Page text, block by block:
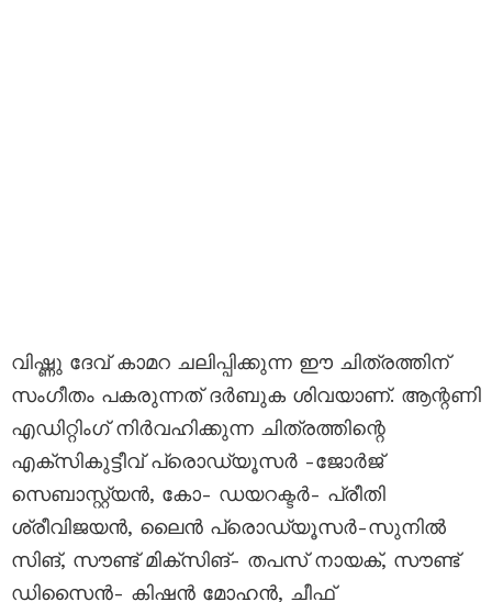
വിഷ്ണു ദേവ് കാമറ ചലിപ്പിക്കുന്ന ഈ ചിത്രത്തിന്
സംഗീതം പകരുന്നത് ദർബുക ശിവയാണ്. ആന്റണി
എഡിറ്റിംഗ് നിർവഹിക്കുന്ന ചിത്രത്തിന്റെ
എക്സികുട്ടീവ് പ്രൊഡ്യൂസർ -ജോർജ്
സെബാസ്റ്റ്യൻ, കോ- ഡയറക്ടർ- പ്രീതി
ശ്രീവിജയൻ, ലൈൻ പ്രൊഡ്യൂസർ-സുനിൽ
സിങ്, സൗണ്ട് മിക്സിങ്- തപസ് നായക്, സൗണ്ട്
ഡിസൈൻ- കിഷൻ മോഹൻ, ചീഫ്